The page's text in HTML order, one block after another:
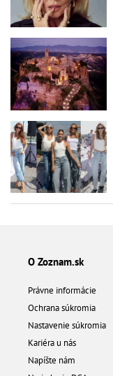
O Zoznam.sk
Právne informácie
Ochrana súkromia
Nastavenie súkromia
Kariéra u nás
Napíšte nám